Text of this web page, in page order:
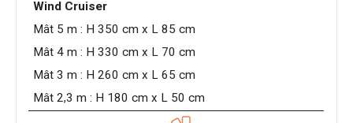
Wind Cruiser
Mât 5 m : H 350 cm x L 85 cm
Mât 4 m : H 330 cm x L 70 cm
Mât 3 m : H 260 cm x L 65 cm
Mât 2,3 m : H 180 cm x L 50 cm